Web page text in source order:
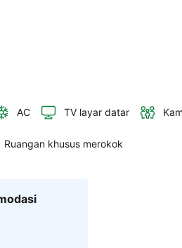
AC TV layar datar
Ruangan khusus merokok